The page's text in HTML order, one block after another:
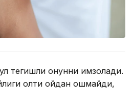
тегишли қонунни имзолади.
олти ойдан ошмайди,